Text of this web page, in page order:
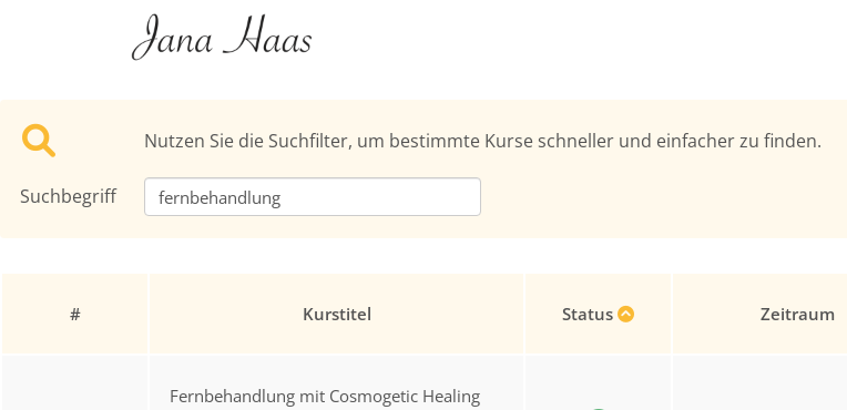
Nutzen Sie die Suchfilter, um bestimmte Kurse schneller und einfacher zu finden.
Suchbegriff
# Kurstitel Status Zeitraum
Fernbehandlung mit Cosmogetic Healing